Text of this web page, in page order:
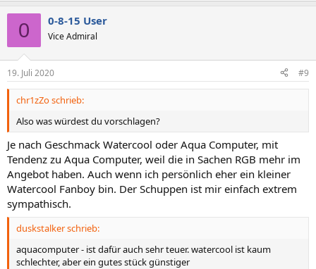
0 0-8-15 User
Vice Admiral
19. Juli 2020 #9
chr1zZo schrieb:
Also was würdest du vorschlagen?
Je nach Geschmack Watercool oder Aqua Computer, mit
Tendenz zu Aqua Computer, weil die in Sachen RGB mehr im
Angebot haben. Auch wenn ich persönlich eher ein kleiner
Watercool Fanboy bin. Der Schuppen ist mir einfach extrem
sympathisch.
duskstalker schrieb:
aquacomputer - ist dafür auch sehr teuer. watercool ist kaum
schlechter, aber ein gutes stück günstiger